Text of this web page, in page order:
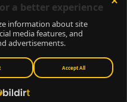
hakları saklıdır.
Bilişim Muhabirleri Derneği